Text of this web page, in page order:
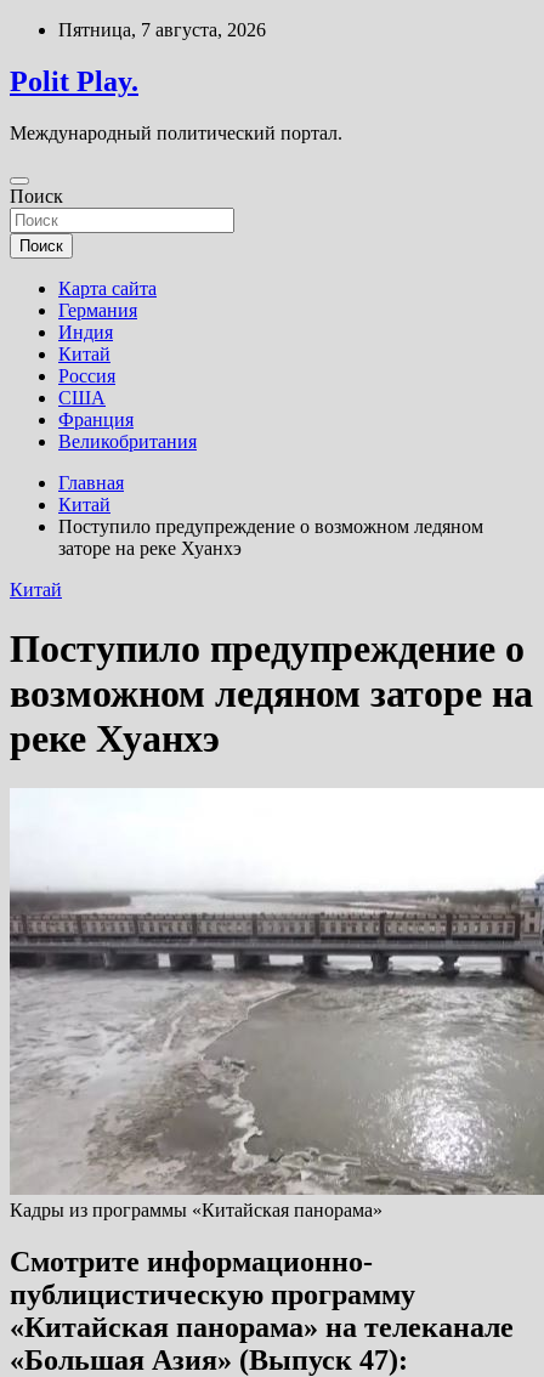
Перейти
содержимому
Пятница, 7 августа, 2026
Polit Play.
Международный политический портал.
Поиск
Поиск
Карта сайта
Германия
Индия
Китай
Россия
США
Франция
Великобритания
Главная
Китай
Поступило предупреждение о возможном ледяном
заторе на реке Хуанхэ
Китай
Поступило предупреждение о
возможном ледяном заторе на
реке Хуанхэ
Кадры из программы «Китайская панорама»
Смотрите информационно-
публицистическую программу
«Китайская панорама» на телеканале
«Большая Азия» (Выпуск 47):